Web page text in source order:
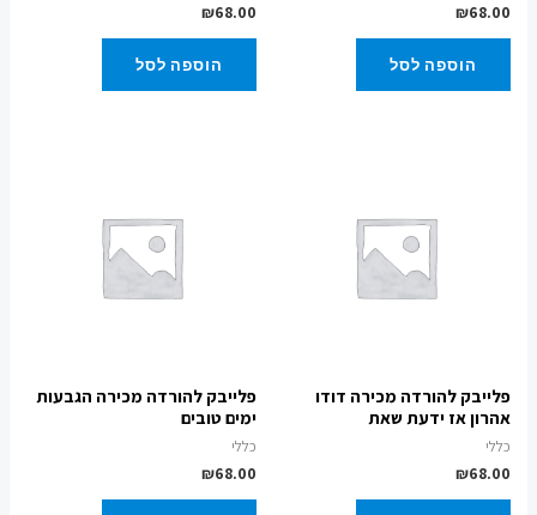
₪68.00
הוספה לסל
₪68.00
הוספה לסל
פלייבק להורדה מכירה דודו
אהרון אז ידעת שאת
כללי
₪68.00
פלייבק להורדה מכירה הגבעות
ימים טובים
כללי
₪68.00